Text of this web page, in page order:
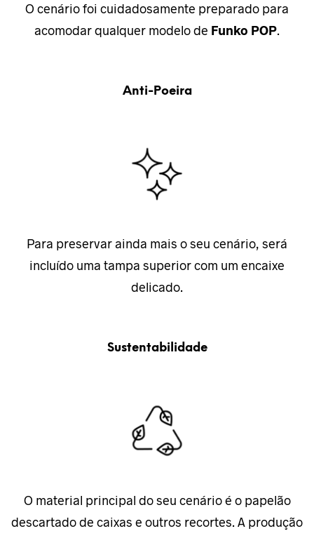
O cenário foi cuidadosamente preparado para
acomodar qualquer modelo de Funko POP.
Anti-Poeira
Para preservar ainda mais o seu cenário, será
incluído uma tampa superior com um encaixe
delicado.
Sustentabilidade
O material principal do seu cenário é o papelão
descartado de caixas e outros recortes. A produção